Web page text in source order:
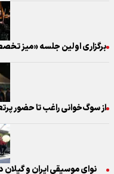
برگزاری اولین جلسه «میز
از سوگ‌خوانی راغب تا حضور
نوای موسیقی ایران و